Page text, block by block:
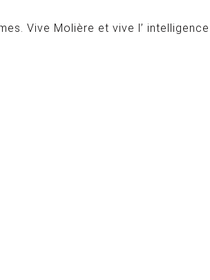
Vive Molière et vive l’